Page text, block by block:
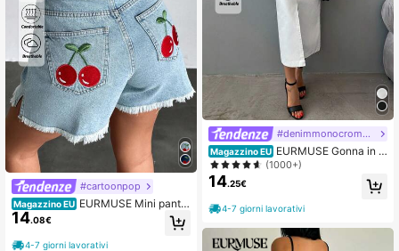
#cartoonpop
Magazzino EU EURMUSE Mini pantal
oncini in denim con ricamo di ciliegi
e, minimalisti e di moda, adatti per
l'estate
14.08€
4-7 giorni lavorativi
#denimmonocromatico
Magazzino EU EURMUSE Gonna in d
enim monocolore a fessura alta
(1000+)
14.25€
4-7 giorni lavorativi